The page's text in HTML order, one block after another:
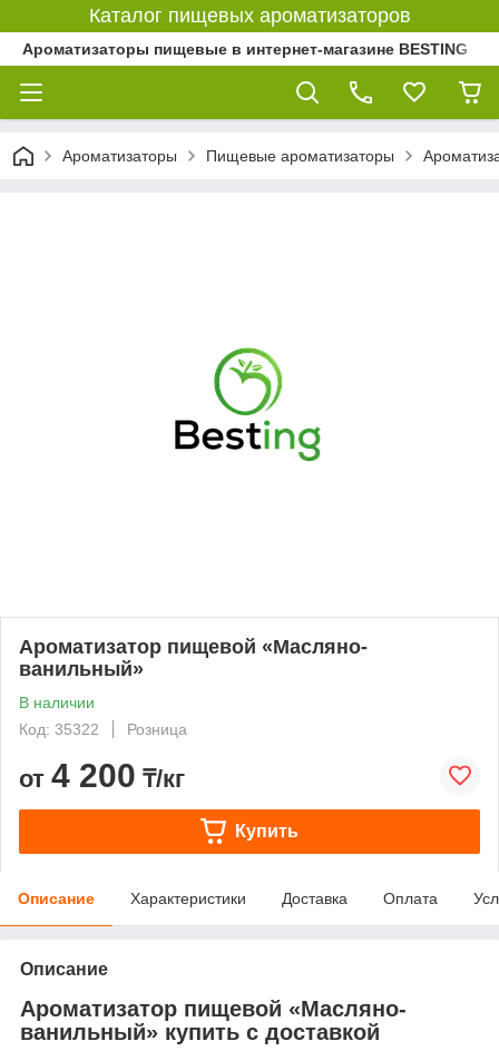
Каталог пищевых ароматизаторов
Ароматизаторы пищевые в интернет-магазине BESTING
Ароматизаторы Пищевые ароматизаторы
Ароматизатор пищевой «Масляно-
ванильный»
В наличии
Код: 35322
Розница
от 4 200 ₸/кг
Купить
Описание Характеристики Доставка Оплата
Описание
Ароматизатор пищевой «Масляно-
ванильный» купить с доставкой